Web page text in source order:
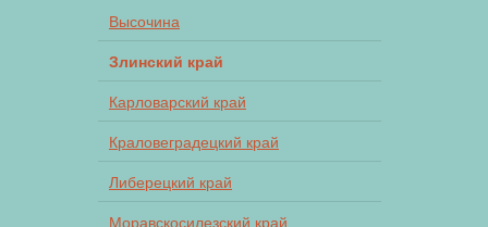
Высочина
Злинский край
Карловарский край
Краловеградецкий край
Либерецкий край
Моравскосилезский край